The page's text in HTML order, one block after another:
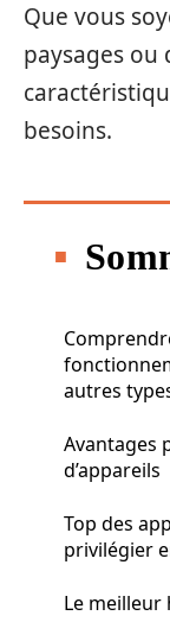
Que vous
paysages ou
besoins.
autres
Avantages
d’appareils
Top des
privilégier
Le meilleur